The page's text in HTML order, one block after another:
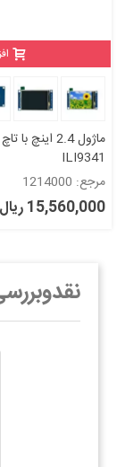
ILI9341
مرجع: 1214000
15,560,000 ریال